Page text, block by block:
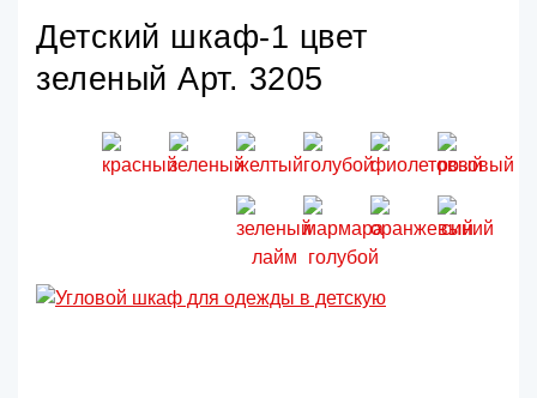
Детский шкаф-1 цвет
зеленый Арт. 3205